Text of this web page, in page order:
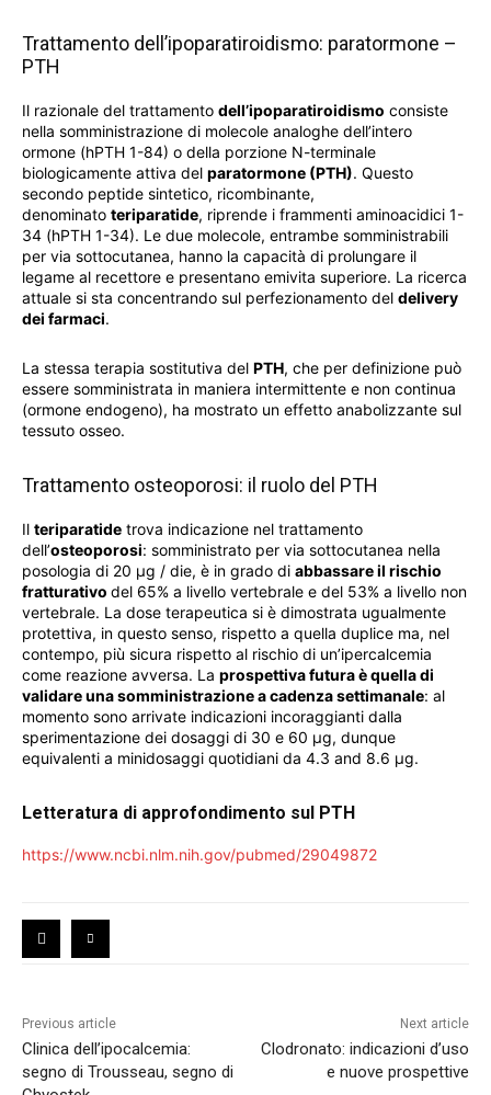
Trattamento dell’ipoparatiroidismo: paratormone –
PTH
Il razionale del trattamento dell’ipoparatiroidismo consiste
nella somministrazione di molecole analoghe dell’intero
ormone (hPTH 1-84) o della porzione N-terminale
biologicamente attiva del paratormone (PTH). Questo
secondo peptide sintetico, ricombinante,
denominato teriparatide, riprende i frammenti aminoacidici 1-
34 (hPTH 1-34). Le due molecole, entrambe somministrabili
per via sottocutanea, hanno la capacità di prolungare il
legame al recettore e presentano emivita superiore. La ricerca
attuale si sta concentrando sul perfezionamento del delivery
dei farmaci.
La stessa terapia sostitutiva del PTH, che per definizione può
essere somministrata in maniera intermittente e non continua
(ormone endogeno), ha mostrato un effetto anabolizzante sul
tessuto osseo.
Trattamento osteoporosi: il ruolo del PTH
Il teriparatide trova indicazione nel trattamento
dell’osteoporosi: somministrato per via sottocutanea nella
posologia di 20 μg / die, è in grado di abbassare il rischio
fratturativo del 65% a livello vertebrale e del 53% a livello non
vertebrale. La dose terapeutica si è dimostrata ugualmente
protettiva, in questo senso, rispetto a quella duplice ma, nel
contempo, più sicura rispetto al rischio di un’ipercalcemia
come reazione avversa. La prospettiva futura è quella di
validare una somministrazione a cadenza settimanale: al
momento sono arrivate indicazioni incoraggianti dalla
sperimentazione dei dosaggi di 30 e 60 μg, dunque
equivalenti a minidosaggi quotidiani da 4.3 and 8.6 μg.
Letteratura di approfondimento sul PTH
https://www.ncbi.nlm.nih.gov/pubmed/29049872
Previous article
Clinica dell’ipocalcemia:
segno di Trousseau, segno di
Next article
Clodronato: indicazioni d’uso
e nuove prospettive